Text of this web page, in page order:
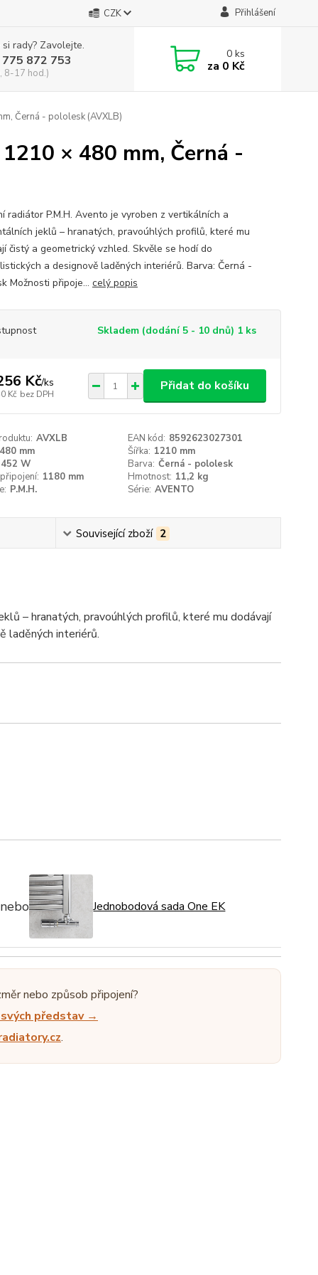
CZK Přihlášení
rady? Zavolejte.
872 753
8-17 hod.)
0ks
za 0 Kč
Černá - pololesk (AVXLB)
× 480 mm, Černá -
radiátor P.M.H. Avento je vyroben z vertikálních a
jeklů – hranatých, pravoúhlých profilů, které mu
čistý a geometrický vzhled. Skvěle se hodí do
a designově laděných interiérů. Barva: Černá -
Možnosti připoje... celý popis
Skladem (dodání 5 - 10 dnů) 1 ks
Kč/ks
Kč bez DPH
Přidat do košíku
AVXLB EAN kód: 8592623027301
480 mm Šířka: 1210 mm
452 W Barva: Černá - pololesk
1180 mm Hmotnost: 11,2 kg
P.M.H. Série: AVENTO
Související zboží 2
– hranatých, pravoúhlých profilů, které mu dodávají
laděných interiérů.
nebo Jednobodová sada One EK
nebo způsob připojení?
představ →
.